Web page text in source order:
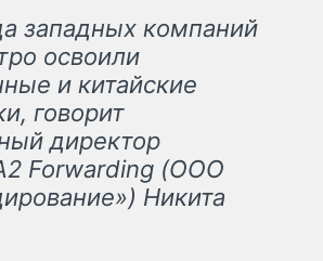
западных компаний
освоили
и китайские
говорит
директор
Forwarding (ООО
Никита